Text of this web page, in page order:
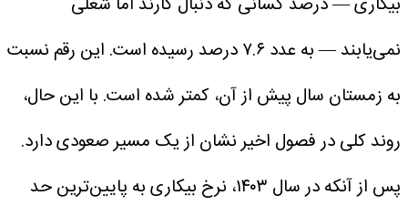
نمی‌یابند — به عدد ۷.۶ درصد رسیده است. این رقم نسبت
به زمستان سال پیش از آن، کمتر شده است. با این حال،
روند کلی در فصول اخیر نشان از یک مسیر صعودی دارد.
پس از آنکه در سال ۱۴۰۳، نرخ بیکاری به پایین‌ترین حد